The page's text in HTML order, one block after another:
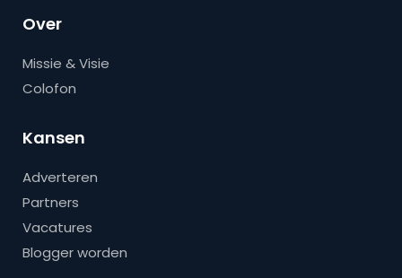
Over
Missie & Visie
Colofon
Kansen
Adverteren
Partners
Vacatures
Blogger worden